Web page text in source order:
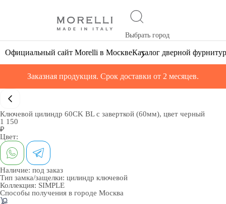
Выбрать город
Официальный сайт Morelli в МосквеКаталог дверной
Заказная продукция. Срок доставки от 2 месяцев.
Ключевой цилиндр 60CK BL с заверткой (60мм), цвет черный
1 150
₽
Цвет:
Наличие: под заказ
Тип замка/защелки: цилиндр ключевой
Коллекция: SIMPLE
Способы получения в городе Москва